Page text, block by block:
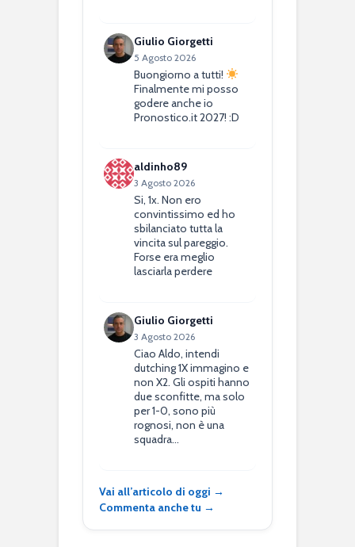
Giulio Giorgetti
5 Agosto 2026
Buongiorno a tutti!
Finalmente mi posso
godere anche io
Pronostico.it 2027! :D
aldinho89
3 Agosto 2026
Si, 1x. Non ero
convintissimo ed ho
sbilanciato tutta la
vincita sul pareggio.
Forse era meglio
lasciarla perdere
Giulio Giorgetti
3 Agosto 2026
Ciao Aldo, intendi
dutching 1X immagino e
non X2. Gli ospiti hanno
due sconfitte, ma solo
per 1-0, sono più
rognosi, non è una
squadra…
Vai all’articolo di oggi →
Commenta anche tu →